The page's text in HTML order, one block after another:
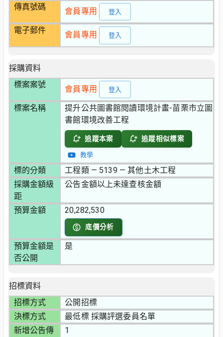
傳真號碼 會員專用 登入
電子郵件 會員專用 登入
採購資料
標案案號
會員專用 登入
標案名稱
提升公共圖書館閱讀環境計畫-苗栗市立圖
書館環境改善工程
追蹤本案 追蹤相似標案
教學
標的分類
工程類 — 5139 — 其他土木工程
採購金額級
距
公告金額以上未達查核金額
預算金額 20,282,530
底價分析
預算金額是
否公開
是
招標資料
招標方式
公開招標
決標方式
最低標 採購評選委員名單
新增公告傳
1